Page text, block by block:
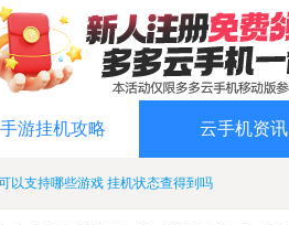
手游挂机攻略 云手机资讯
以支持哪些游戏 挂机状态查得到吗